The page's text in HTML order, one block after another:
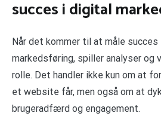
succes i digital
Når det kommer til at måle succes
markedsføring, spiller analyser og
rolle. Det handler ikke kun om at
et website får, men også om at
brugeradfærd og engagement.